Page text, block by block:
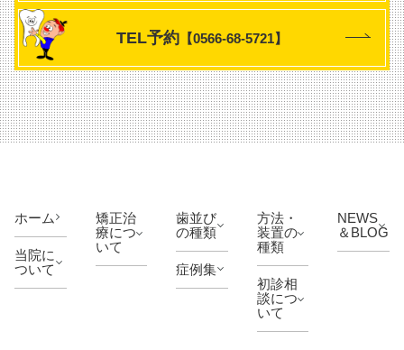
TEL予約 【0566-68-5721】
ホーム
当院に
ついて
矯正治
療につ
いて
歯並び
の種類
症例集
方法・
装置の
種類
初診相
談につ
いて
NEWS
＆BLOG